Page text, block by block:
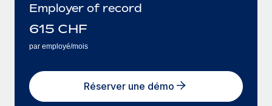
Employer of record
615 CHF
par employé/mois
Réserver une démo